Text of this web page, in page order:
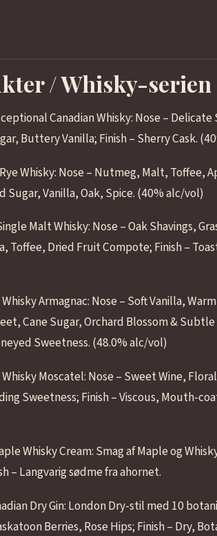
/ Whisky-serien
Canadian Whisky: Nose –
Buttery Vanilla; Finish – Sherry Cask.
Whisky: Nose – Nutmeg, Malt, Toffee,
Sugar, Vanilla, Oak, Spice. (40% alc/vol)
Malt Whisky: Nose – Oak Shavings,
Toffee, Dried Fruit Compote; Finish –
Armagnac: Nose – Soft Vanilla,
Cane Sugar, Orchard Blossom & Subtle
Sweetness. (48.0% alc/vol)
Whisky Moscatel: Nose – Sweet Wine,
Sweetness; Finish – Viscous, Mouth-
Whisky Cream: Smag af Maple og
– Langvarig sødme fra ahornet.
Dry Gin: London Dry-stil med 10
Berries, Rose Hips; Finish – Dry,